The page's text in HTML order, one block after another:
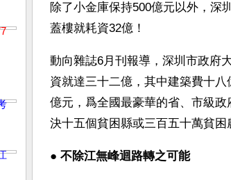
除了小金庫保持500億元以外，深
蓋樓就耗資32億！
動向雜誌6月刊報導，深圳市政府
資就達三十二億，其中建築費十
億元，爲全國最豪華的省、市級
決十五個貧困縣或三百五十萬貧困
● 不除江無峰迴路轉之可能